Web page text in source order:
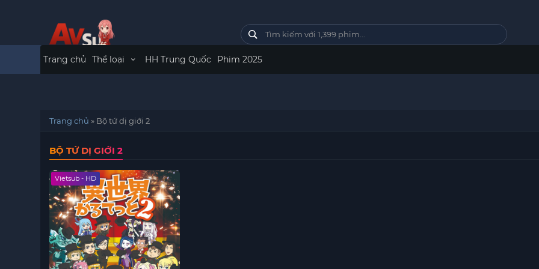
Trang chủ Thể loại HH Trung Quốc Phim 2025
Trang chủ » Bộ tứ dị giới 2
BỘ TỨ DỊ GIỚI 2
Vietsub - HD